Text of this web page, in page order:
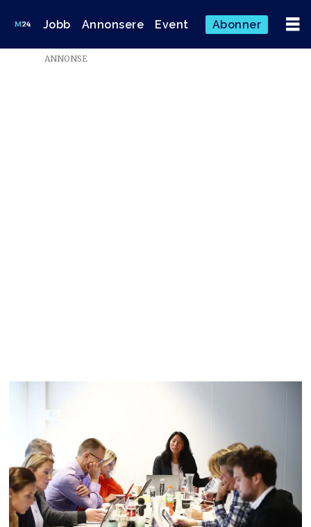
Jobb Annonsere Event Abonner
ANNONSE